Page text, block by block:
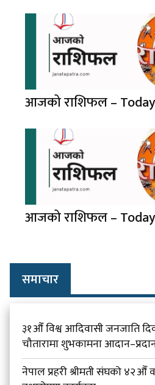
आजको राशिफल –
आजको राशिफल –
समाचार
३१औँ विश्व आदिवासी जनजाति
चौतारामा शुभकामना
नेपाल प्रहरी श्रीमती संघको ४२औँ